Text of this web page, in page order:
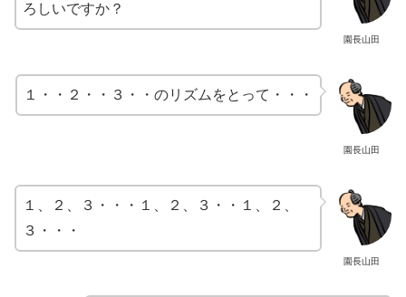
園長山田
ろしいですか？
園長山田
１・・２・・３・・のリズムをとって・・・
園長山田
１、２、３・・・１、２、３・・１、２、
３・・・